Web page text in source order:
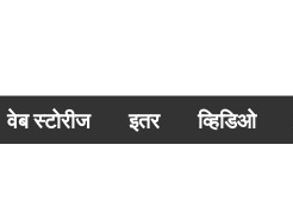
वेब स्टोरीज इतर व्हिडिओ